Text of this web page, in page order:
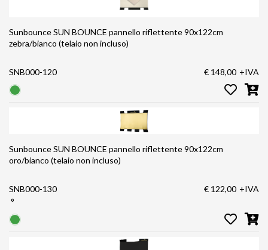
Sunbounce SUN BOUNCE pannello riflettente 90x122cm
zebra/bianco (telaio non incluso)
SNB000-120 € 148,00 +IVA
Sunbounce SUN BOUNCE pannello riflettente 90x122cm
oro/bianco (telaio non incluso)
SNB000-130
°
€ 122,00 +IVA